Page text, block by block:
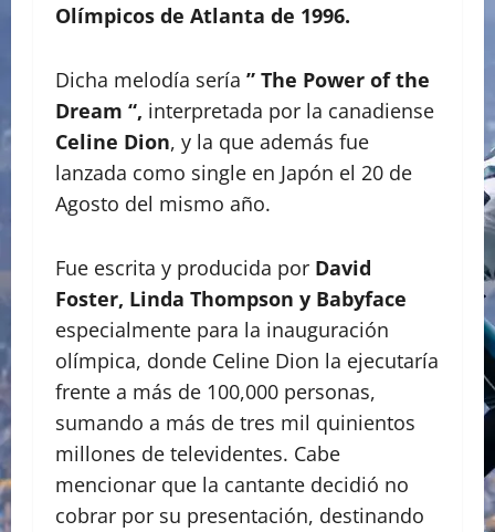
Olímpicos de Atlanta de 1996.
Dicha melodía sería ” The Power of the
Dream “, interpretada por la canadiense
Celine Dion, y la que además fue
lanzada como single en Japón el 20 de
Agosto del mismo año.
Fue escrita y producida por David
Foster, Linda Thompson y Babyface
especialmente para la inauguración
olímpica, donde Celine Dion la ejecutaría
frente a más de 100,000 personas,
sumando a más de tres mil quinientos
millones de televidentes. Cabe
mencionar que la cantante decidió no
cobrar por su presentación, destinando